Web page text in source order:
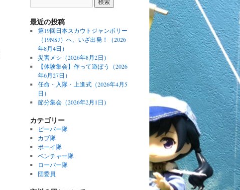
最近の投稿
第19回日本スカウトジャンボリー
（19NSJ）へ、いざ出発！（2026
年8月4日）
災害メシ（2026年8月2日）
【体験集会】作って遊ぼう（2026
年6月27日）
任命・入隊・上進式（2026年4月5
日）
節分集会（2026年2月1日）
カテゴリー
ビーバー隊
カブ隊
ボーイ隊
ベンチャー隊
ローバー隊
団委員